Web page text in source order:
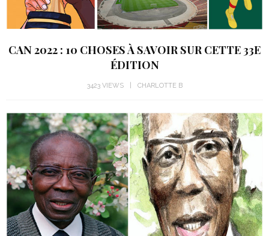
CAN 2022 : 10 CHOSES À SAVOIR SUR CETTE 33E
ÉDITION
3423 VIEWS CHARLOTTE B